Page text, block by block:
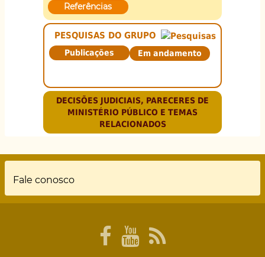
Referências
PESQUISAS DO GRUPO
Publicações Em andamento
DECISÕES JUDICIAIS, PARECERES DE
MINISTÉRIO PÚBLICO E TEMAS
RELACIONADOS
Rodapé
Fale conosco